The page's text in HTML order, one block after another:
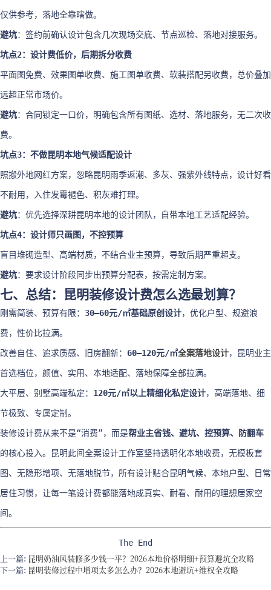
仅供参考，落地全靠瞎做。
避坑：签约前确认设计包含几次现场交底、节点巡检、落地对接服务。
坑点2：设计费低价，后期拆分收费
平面图免费、效果图单收费、施工图单收费、软装搭配另收费，总价叠加
远超正常市场价。
避坑：合同锁定一口价，明确包含所有图纸、选材、落地服务，无二次收
费。
坑点3：不做昆明本地气候适配设计
照搬外地网红方案，忽略昆明雨季返潮、多灰、强紫外线特点，设计好看
不耐用，入住发霉褪色、积灰难打理。
避坑：优先选择深耕昆明本地的设计团队，自带本地工艺适配经验。
坑点4：设计师只画图，不控预算
盲目堆砌造型、高端材质，不结合业主预算，导致后期严重超支。
避坑：要求设计阶段同步出预算分配表，按需定制方案。
七、总结：昆明装修设计费怎么选最划算？
刚需简装、预算有限： 30–60元/㎡基础原创设计，优化户型、规避浪
费，性价比拉满。
改善自住、追求质感、旧房翻新： 60–120元/㎡全案落地设计，昆明业主
首选档位，颜值、实用、本地适配、落地保障全部拉满。
大平层、别墅高端私定： 120元/㎡以上精细化私定设计，高端落地、细
节极致、专属定制。
装修设计费从来不是“消费”，而是帮业主省钱、避坑、控预算、防翻车
的核心投入。昆明此间全案设计工作室坚持透明化本地收费，无模板套
图、无隐形增项、无落地脱节，所有设计贴合昆明气候、本地户型、日常
居住习惯，让每一笔设计费都能落地成真实、耐看、耐用的理想居家空
间。
The End
上一篇: 昆明奶油风装修多少钱一平？2026本地价格明细+预算避坑全攻略
下一篇: 昆明装修过程中增项太多怎么办？2026本地避坑+维权全攻略